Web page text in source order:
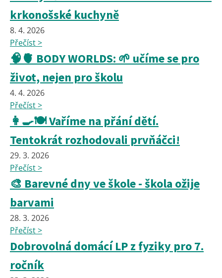
krkonošské kuchyně
8. 4. 2026
Přečíst >
🧠🫀 BODY WORLDS: 🌱 učíme se pro
život, nejen pro školu
4. 4. 2026
Přečíst >
👩‍🍳🍽️ Vaříme na přání dětí.
Tentokrát rozhodovali prvňáčci!
29. 3. 2026
Přečíst >
🎨 Barevné dny ve škole - škola ožije
barvami
28. 3. 2026
Přečíst >
Dobrovolná domácí LP z fyziky pro 7.
ročník